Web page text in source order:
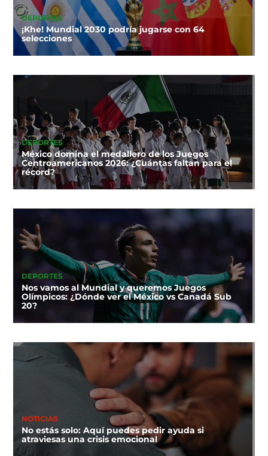
DEPORTES
¡Khe! Mundial 2030 podría jugarse con 64
selecciones
DEPORTES
México domina el medallero de los Juegos
Centroamericanos 2026: ¿Cuántas faltan para el
récord?
DEPORTES
Nos vamos al Mundial y queremos Juegos
Olímpicos: ¿Dónde ver el México vs Canadá Sub
20?
NOTICIAS
No estás solo: Aquí puedes pedir ayuda si
atraviesas una crisis emocional